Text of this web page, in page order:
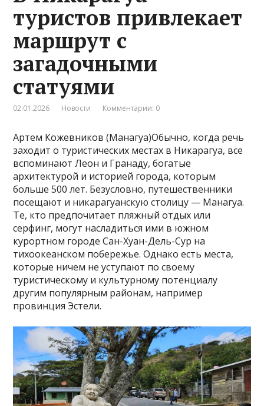
туристов привлекает
маршрут с
загадочными
статуями
02.01.2026 Новости Комментарии: 0
Артем Кожевников (Манагуа)Обычно, когда речь
заходит о туристических местах в Никарагуа, все
вспоминают Леон и Гранаду, богатые
архитектурой и историей города, которым
больше 500 лет. Безусловно, путешественники
посещают и никарагуанскую столицу — Манагуа.
Те, кто предпочитает пляжный отдых или
серфинг, могут насладиться ими в южном
курортном городе Сан-Хуан-Дель-Сур на
тихоокеанском побережье. Однако есть места,
которые ничем не уступают по своему
туристическому и культурному потенциалу
другим популярным районам, например
провинция Эстели.